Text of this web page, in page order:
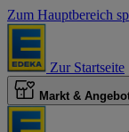
Zum Hauptbereich
Zur Startseite
Markt &